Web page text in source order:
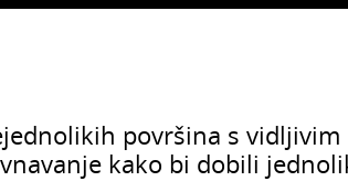
površina s vidljivim
kako bi dobili